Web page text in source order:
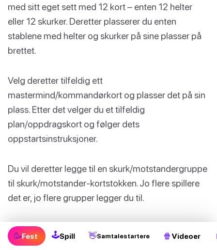
med sitt eget sett med 12 kort – enten 12 helter
eller 12 skurker. Deretter plasserer du enten
stablene med helter og skurker på sine plasser på
brettet.
Velg deretter tilfeldig ett
mastermind/kommandørkort og plasser det på sin
plass. Etter det velger du et tilfeldig
plan/oppdragskort og følger dets
oppstartsinstruksjoner.
Du vil deretter legge til en skurk/motstandergruppe
til skurk/motstander-kortstokken. Jo flere spillere
det er, jo flere grupper legger du til.
Til slutt trekker hver spiller fem helter/allierte-kort
og plasserer dem på helte/allierte-kortstokken.
🥳Fest 🕹Spill 👋Samtalestartere 🍿 Videoer